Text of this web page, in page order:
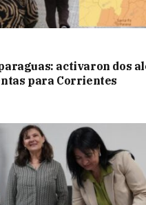
activaron dos
para Corrientes